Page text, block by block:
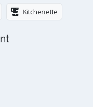
Kitchenette